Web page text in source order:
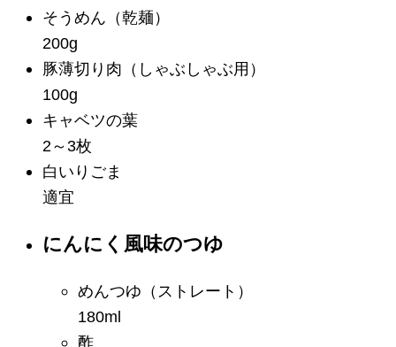
そうめん （乾麺）
200g
豚薄切り肉 （しゃぶしゃぶ用）
100g
キャベツの葉
2～3枚
白いりごま
適宜
にんにく風味のつゆ
めんつゆ （ストレート）
180ml
酢